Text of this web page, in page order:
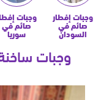
وجبات إفطار
صائم في
السودان
وجبات
صائم في
سوريا
وجبات